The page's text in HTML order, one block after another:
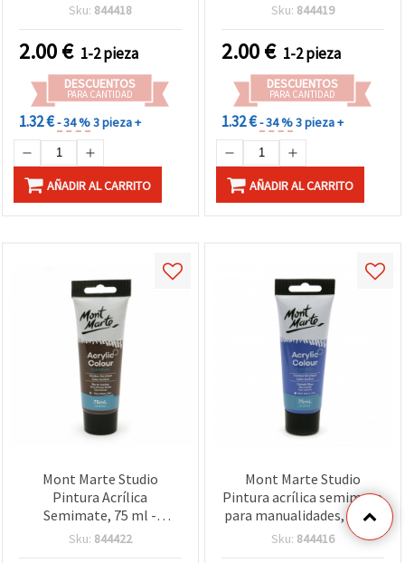
Sku: 844418
2.00€ 1-2 pieza
DESCUENTOS
PARA CANTIDAD
1.32 €- 34 %3 pieza +
AÑADIR AL CARRITO
Sku: 844419
2.00€ 1-2 pieza
DESCUENTOS
PARA CANTIDAD
1.32 €- 34 %3 pieza +
AÑADIR AL CARRITO
Mont Marte Studio
Pintura Acrílica
Semimate, 75 ml -
Sombra Tostada
Sku: 844422
Mont Marte Studio
Pintura acrílica semimate
para manualidades, 75 ml
- azul cobalto
Sku: 844416